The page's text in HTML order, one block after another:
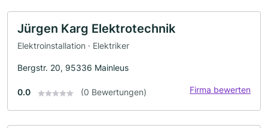
Jürgen Karg Elektrotechnik
Elektroinstallation · Elektriker
Bergstr. 20, 95336 Mainleus
0.0 (0 Bewertungen) Firma bewerten